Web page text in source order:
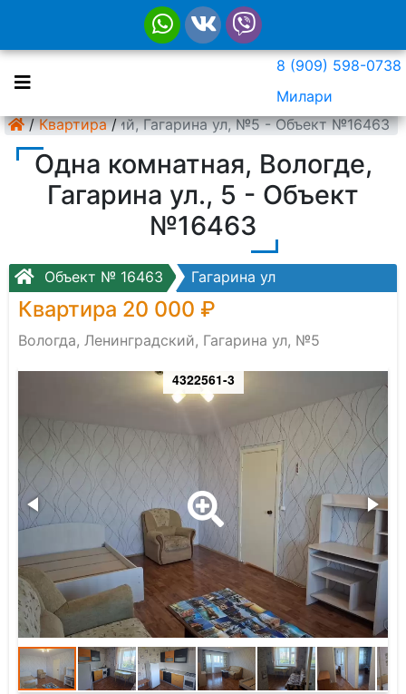
8 (909) 598-0738
Милари
/ Квартира /
Ленинградский, Гагарина ул, №5 - Объект №16463
Одна комнатная, Вологде,
Гагарина ул., 5 - Объект
№16463
Объект № 16463 Гагарина ул
Квартира 20 000 ₽
Вологда, Ленинградский, Гагарина ул, №5
4322561-3